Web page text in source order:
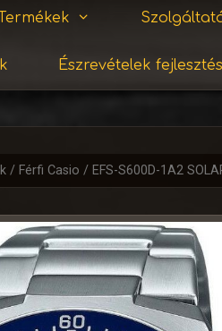
Észrevételek
/ Férfi Casio / EFS-S600D-1A2